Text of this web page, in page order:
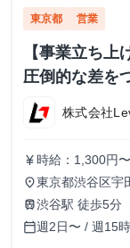
東京都 営業
【事業立ち
圧倒的な差を
株式会社
currency_yen 時給：1,300円
place東京都渋谷区宇
train渋谷駅 徒歩5分
calendar_today週2日〜 / 週15